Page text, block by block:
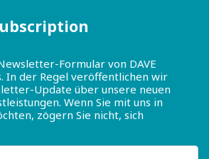
Formular von DAVE
In der Regel veröffentlichen wir
Update über unsere neuen
Wenn Sie mit uns in
zögern Sie nicht, sich